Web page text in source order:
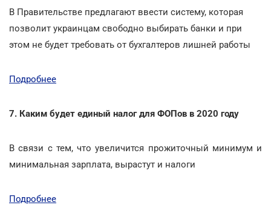
В Правительстве предлагают ввести систему, которая
позволит украинцам свободно выбирать банки и при
этом не будет требовать от бухгалтеров лишней работы
Подробнее
7. Каким будет единый налог для ФОПов в 2020 году
В связи с тем, что увеличится прожиточный минимум и
минимальная зарплата, вырастут и налоги
Подробнее